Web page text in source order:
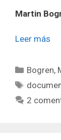
Martin
Leer más
Bogren,
2